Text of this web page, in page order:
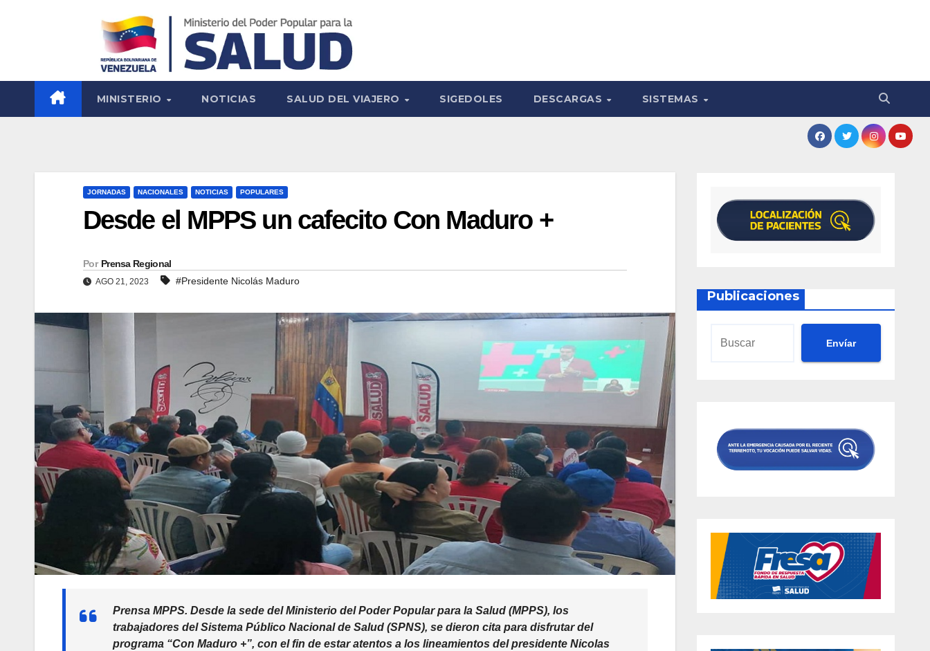
MINISTERIO NOTICIAS SALUD DEL VIAJERO SIGEDOLES DESCARGAS SISTEMAS
JORNADAS NACIONALES NOTICIAS POPULARES
Desde el MPPS un cafecito Con Maduro +
Por Prensa Regional
AGO 21, 2023 #Presidente Nicolás Maduro
Prensa MPPS. Desde la sede del Ministerio del Poder Popular para la Salud (MPPS), los
trabajadores del Sistema Público Nacional de Salud (SPNS), se dieron cita para disfrutar del
programa “Con Maduro +”, con el fin de estar atentos a los lineamientos del presidente Nicolas
Publicaciones
Envíar